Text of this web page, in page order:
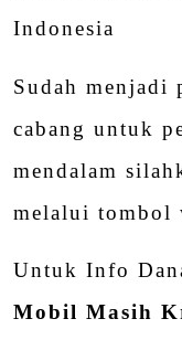
Indonesia
Sudah menjadi
cabang untuk
mendalam
melalui tombol
Untuk Info
Mobil Masih